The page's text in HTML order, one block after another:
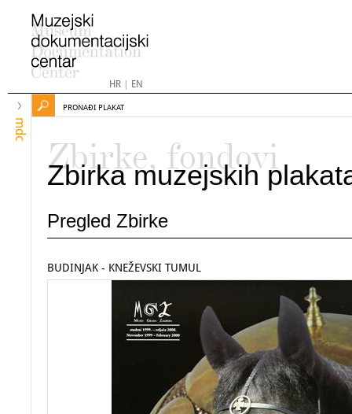
HR| EN
mdc
PRONAĐI PLAKAT
Zbirke, fondovi
Zbirka muzejskih
Pregled Zbirke
BUDINJAK - KNEŽEVSKI TUMUL